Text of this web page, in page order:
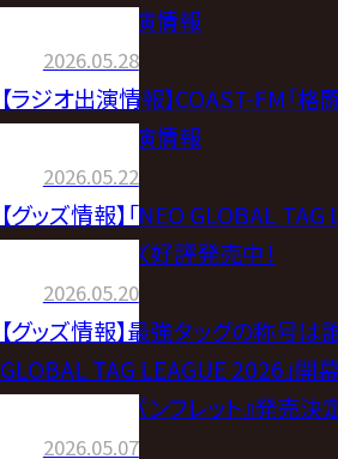
飛び出せ！」出演情報
2026.05.28
【ラジオ出演情報】COAST-FM「格
飛び出せ！」出演情報
2026.05.22
【グッズ情報】「NEO GLOBAL
開催記念グッズ好評発売中！
2026.05.20
【グッズ情報】最強タッグの称号は
GLOBAL TAG LEAGUE 2026」開
ャツ』＆『公式パンフレット』発売決
2026.05.07